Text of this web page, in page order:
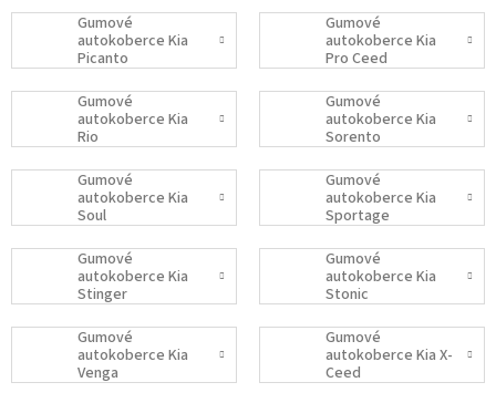
Gumové
autokoberce Kia
Picanto
Gumové
autokoberce Kia
Pro Ceed
Gumové
autokoberce Kia
Rio
Gumové
autokoberce Kia
Sorento
Gumové
autokoberce Kia
Soul
Gumové
autokoberce Kia
Sportage
Gumové
autokoberce Kia
Stinger
Gumové
autokoberce Kia
Stonic
Gumové
autokoberce Kia
Venga
Gumové
autokoberce Kia X-
Ceed